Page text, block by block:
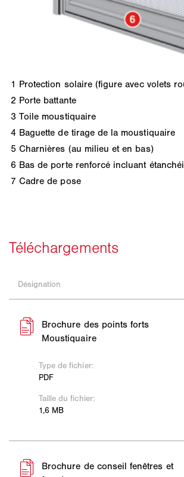
1 Protection solaire (figure avec volets
2 Porte battante
3 Toile moustiquaire
4 Baguette de tirage de la moustiquaire
5 Charnières (au milieu et en bas)
6 Bas de porte renforcé incluant
7 Cadre de pose